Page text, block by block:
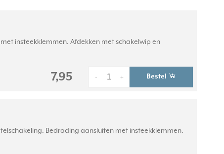
insteekklemmen. Afdekken met schakelwip en
7,95 +
- Bestel
Bedrading aansluiten met insteekklemmen.